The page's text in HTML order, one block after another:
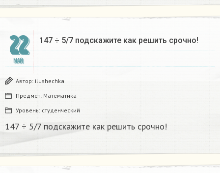
22
МАЙ
147 ÷ 5/7 подскажите как решить срочно!
Автор: ilushechka
Предмет: Математика
Уровень: студенческий
147 ÷ 5/7 подскажите как решить срочно!